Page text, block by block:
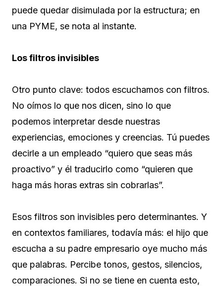
puede quedar disimulada por la estructura; en
una PYME, se nota al instante.
Los filtros invisibles
Otro punto clave: todos escuchamos con filtros.
No oímos lo que nos dicen, sino lo que
podemos interpretar desde nuestras
experiencias, emociones y creencias. Tú puedes
decirle a un empleado “quiero que seas más
proactivo” y él traducirlo como “quieren que
haga más horas extras sin cobrarlas”.
Esos filtros son invisibles pero determinantes. Y
en contextos familiares, todavía más: el hijo que
escucha a su padre empresario oye mucho más
que palabras. Percibe tonos, gestos, silencios,
comparaciones. Si no se tiene en cuenta esto,